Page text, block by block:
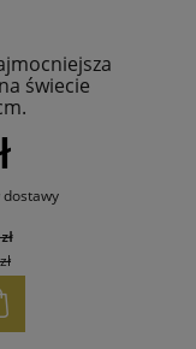
świecie
dostawy